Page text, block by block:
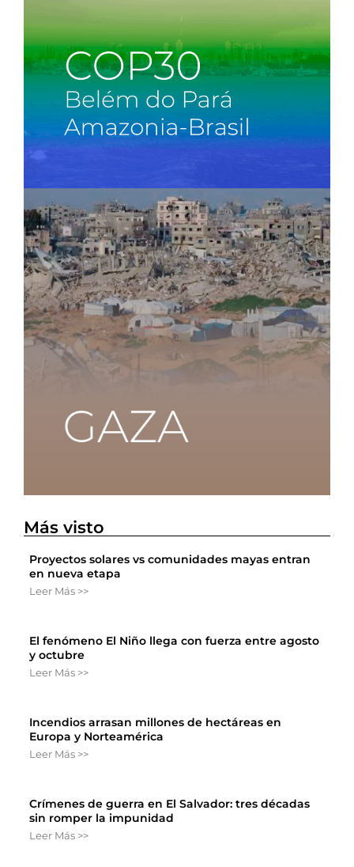
Más visto
Proyectos solares vs comunidades mayas entran
en nueva etapa
Leer Más >>
El fenómeno El Niño llega con fuerza entre agosto
y octubre
Leer Más >>
Incendios arrasan millones de hectáreas en
Europa y Norteamérica
Leer Más >>
Crímenes de guerra en El Salvador: tres décadas
sin romper la impunidad
Leer Más >>